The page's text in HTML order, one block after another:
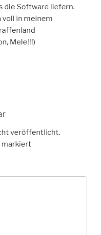
die Software liefern.
voll in meinem
Mele!!!)
veröffentlicht.
markiert